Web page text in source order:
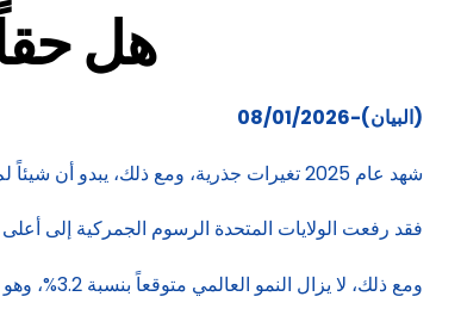
هل حقاً
(البيان)-08/01/2026
شهد عام 2025 تغيرات جذرية، ومع ذلك، يبدو أن شيئاً لم يتغير.
فقد رفعت الولايات المتحدة الرسوم الجمركية إلى
ومع ذلك، لا يزال النمو العالمي متوقعاً بنسبة 3.2%، وهو ما توقعه المتنبئون قبل عام عندما لم تكن هذه الاضطرابات تلوح في الأفق.